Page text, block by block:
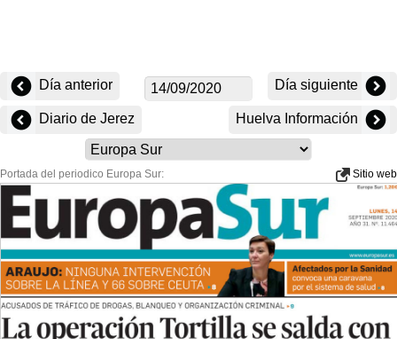
Día anterior Día siguiente
Diario de Jerez Huelva Información
Portada del periodico Europa Sur: Sitio web